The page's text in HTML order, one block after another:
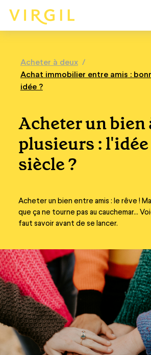
Acheter à deux /
Achat immobilier entre amis :
idée ?
Acheter un bien
plusieurs :
siècle ?
Acheter un bien entre amis : le rêve !
que ça ne tourne pas au cauchemar...
faut savoir avant de se lancer.